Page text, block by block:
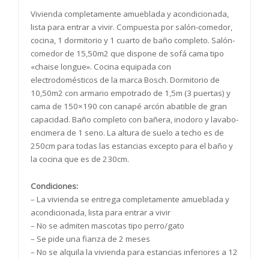
Vivienda completamente amueblada y acondicionada,
lista para entrar a vivir. Compuesta por salón-comedor,
cocina, 1 dormitorio y 1 cuarto de baño completo. Salón-
comedor de 15,50m2 que dispone de sofá cama tipo
«chaise longue». Cocina equipada con
electrodomésticos de la marca Bosch. Dormitorio de
10,50m2 con armario empotrado de 1,5m (3 puertas) y
cama de 150×190 con canapé arcón abatible de gran
capacidad. Baño completo con bañera, inodoro y lavabo-
encimera de 1 seno. La altura de suelo a techo es de
250cm para todas las estancias excepto para el baño y
la cocina que es de 230cm.
Condiciones:
– La vivienda se entrega completamente amueblada y
acondicionada, lista para entrar a vivir
– No se admiten mascotas tipo perro/gato
– Se pide una fianza de 2 meses
– No se alquila la vivienda para estancias inferiores a 12